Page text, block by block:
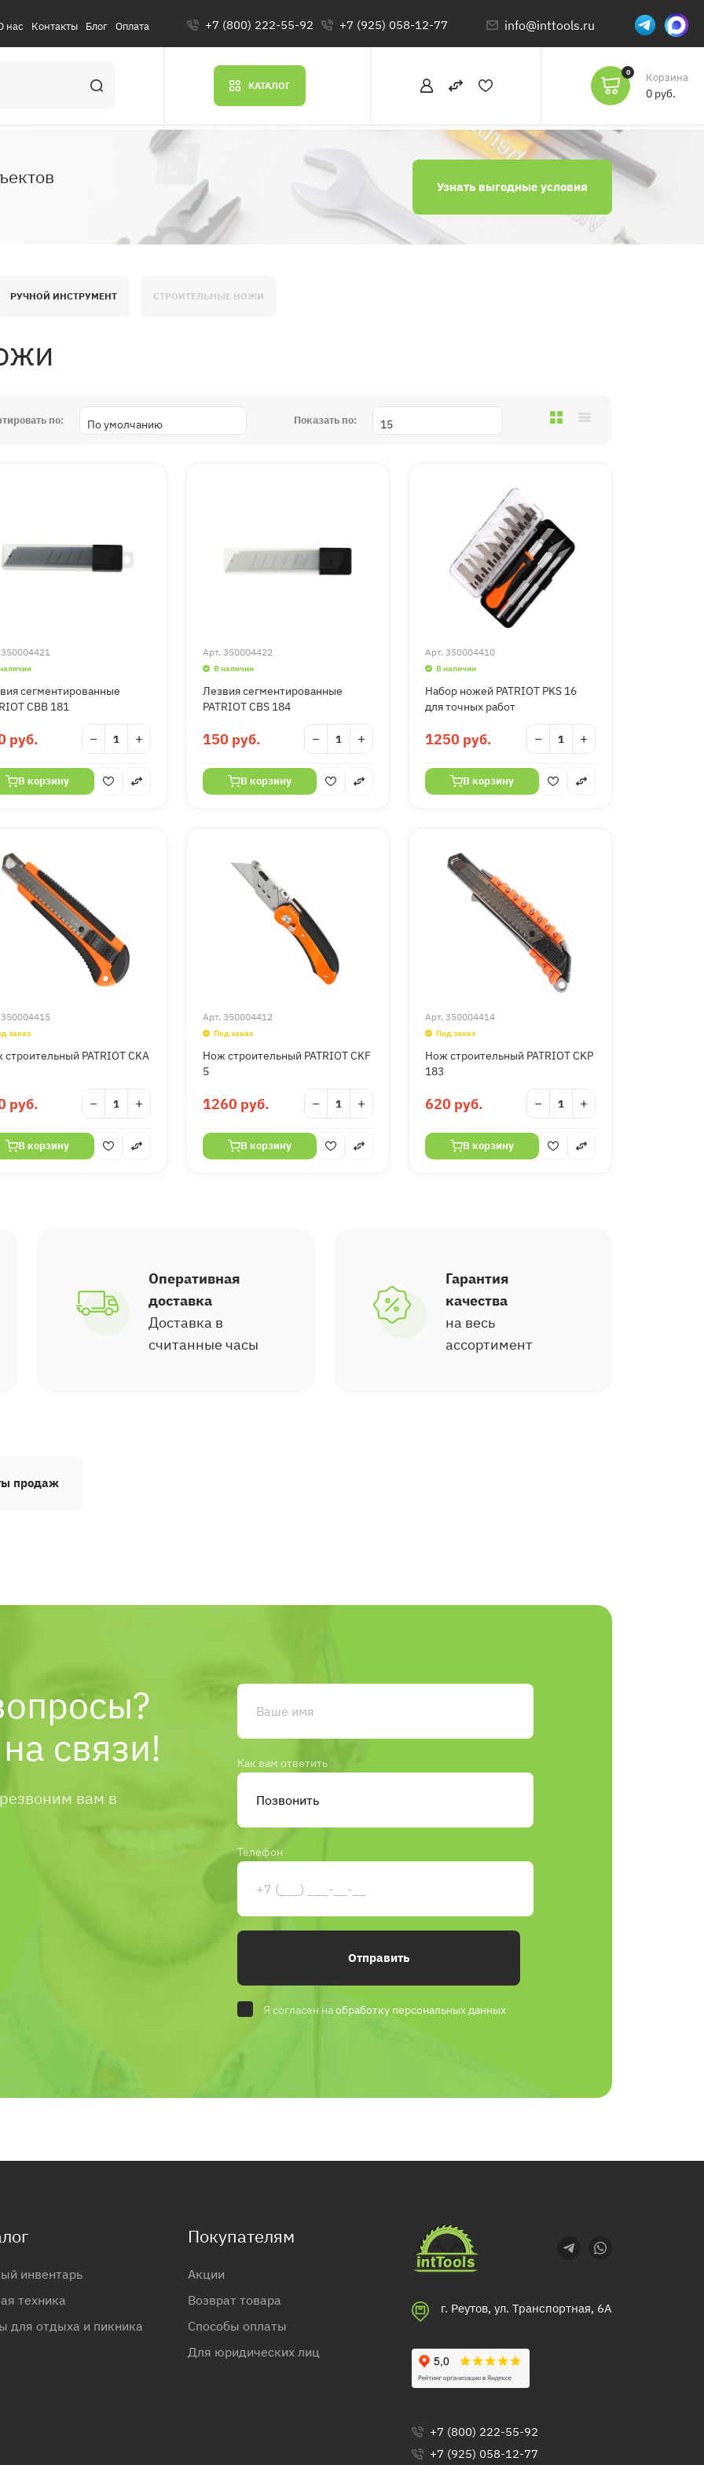
нас Контакты Блог Оплата +7 (800) 222-55-92 +7 (925) 058-12-77 info@inttools.ru
КАТАЛОГ
0 Корзина
0 руб.
Узнать выгодные условия
РУЧНОЙ ИНСТРУМЕНТ СТРОИТЕЛЬНЫЕ НОЖИ
по: Показать по:
350004421
сегментированные
CBB 181
руб. − +
В корзину
Арт. 350004422
В наличии
Лезвия сегментированные
PATRIOT CBS 184
150 руб. − +
В корзину
Арт. 350004410
В наличии
Набор ножей PATRIOT PKS 16
для точных работ
1250 руб. − +
В корзину
350004415
заказ
PATRIOT CKA
руб. − +
В корзину
Арт. 350004412
Под заказ
Нож строительный PATRIOT CKF
5
1260 руб. − +
В корзину
Арт. 350004414
Под заказ
Нож строительный PATRIOT CKP
183
620 руб. − +
В корзину
Оперативная
доставка
Доставка в
считанные часы
Гарантия
качества
на весь
ассортимент
продаж
связи!
вам в
Как вам ответить
Телефон
Отправить
Я согласен наобработку персональных данных
инвентарь
техника
для отдыха и пикника
Покупателям
Акции
Возврат товара
Способы оплаты
Для юридических лиц
г. Реутов, ул. Транспортная, 6А
+7 (800) 222-55-92
+7 (925) 058-12-77